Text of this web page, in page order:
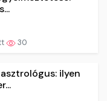
30
ilyen